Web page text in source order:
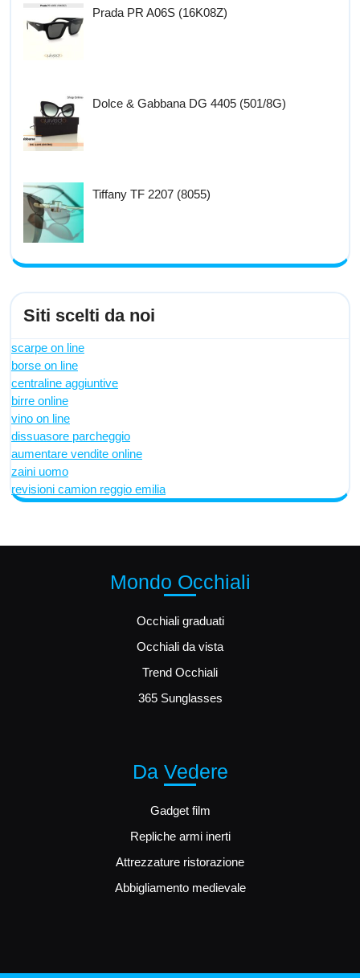
Prada PR A06S (16K08Z)
Dolce & Gabbana DG 4405 (501/8G)
Tiffany TF 2207 (8055)
Siti scelti da noi
scarpe on line
borse on line
centraline aggiuntive
birre online
vino on line
dissuasore parcheggio
aumentare vendite online
zaini uomo
revisioni camion reggio emilia
Mondo Occhiali
Occhiali graduati
Occhiali da vista
Trend Occhiali
365 Sunglasses
Da Vedere
Gadget film
Repliche armi inerti
Attrezzature ristorazione
Abbigliamento medievale